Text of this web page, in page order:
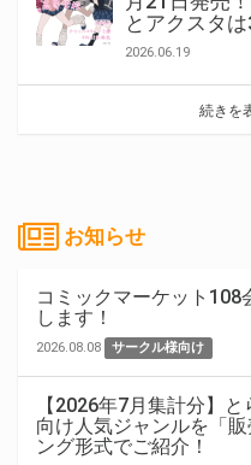
とアクスタは
2026.06.19
続きを
お知らせ
コミックマーケット108
します！
2026.08.08 サークル様向け
【2026年7月集計分】
向け人気ジャンルを「
ング形式でご紹介！